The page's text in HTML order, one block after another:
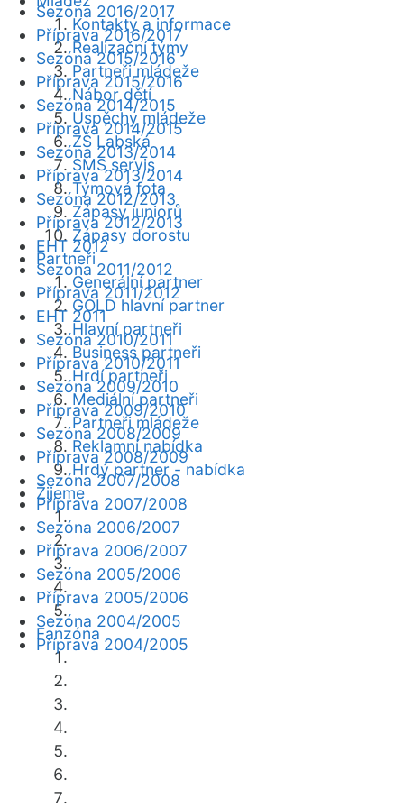
Kontakty a informace
Realizační týmy
Partneři mládeže
Nábor dětí
Úspěchy mládeže
ZŠ Labská
SMS servis
Týmová fota
Zápasy juniorů
Zápasy dorostu
Partneři
Generální partner
GOLD hlavní partner
Hlavní partneři
Business partneři
Hrdí partneři
Mediální partneři
Partneři mládeže
Reklamní nabídka
Hrdý partner - nabídka
Žijeme
Fanzóna
Sezóna 2016/2017
Příprava 2016/2017
Sezóna 2015/2016
Příprava 2015/2016
Sezóna 2014/2015
Příprava 2014/2015
Sezóna 2013/2014
Příprava 2013/2014
Sezóna 2012/2013
Příprava 2012/2013
EHT 2012
Sezóna 2011/2012
Příprava 2011/2012
EHT 2011
Sezóna 2010/2011
Příprava 2010/2011
Sezóna 2009/2010
Příprava 2009/2010
Sezóna 2008/2009
Příprava 2008/2009
Sezóna 2007/2008
Příprava 2007/2008
Sezóna 2006/2007
Příprava 2006/2007
Sezóna 2005/2006
Příprava 2005/2006
Sezóna 2004/2005
Příprava 2004/2005